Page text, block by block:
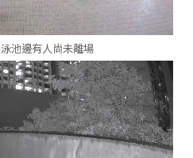
泳池邊有人尚未離場